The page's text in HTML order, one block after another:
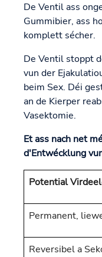
De Ventil ass
Gummibier, ass
komplett sécher.
De Ventil stoppt
vun der
beim Sex. Déi
an de Kierper
Vasektomie.
Et ass nach net
d'Entwécklung
Potential
Permanent,
Reversibel a